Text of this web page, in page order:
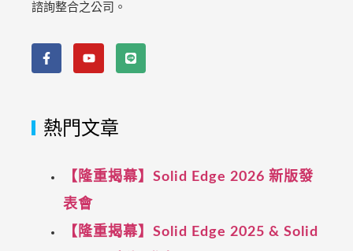
諮詢整合之公司。
熱門文章
【隆重揭幕】Solid Edge 2026 新版發
表會
【隆重揭幕】Solid Edge 2025 & Solid